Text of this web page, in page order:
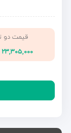
قیمت دو
۲۳,۳۰۵,۰۰۰ تومان